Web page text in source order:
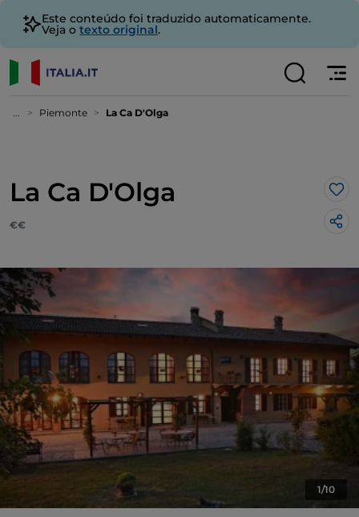
Este conteúdo foi traduzido automaticamente.
Veja o texto original.
... Piemonte La Ca D'Olga
La Ca D'Olga
€€
1/10